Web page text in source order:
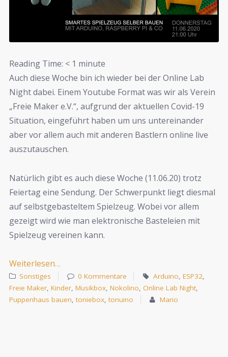
Reading Time: < 1 minute
Auch diese Woche bin ich wieder bei der Online Lab
Night dabei. Einem Youtube Format was wir als Verein
„Freie Maker e.V.“, aufgrund der aktuellen Covid-19
Situation, eingeführt haben um uns untereinander
aber vor allem auch mit anderen Bastlern online live
auszutauschen.
Natürlich gibt es auch diese Woche (11.06.20) trotz
Feiertag eine Sendung. Der Schwerpunkt liegt diesmal
auf selbstgebasteltem Spielzeug. Wobei vor allem
gezeigt wird wie man elektronische Basteleien mit
Spielzeug vereinen kann.
Weiterlesen…
Sonstiges 0 Kommentare Arduino, ESP32,
Freie Maker, Kinder, Musikbox, Nokolino, Online Lab Night,
Puppenhaus bauen, toniebox, tonuino Mario